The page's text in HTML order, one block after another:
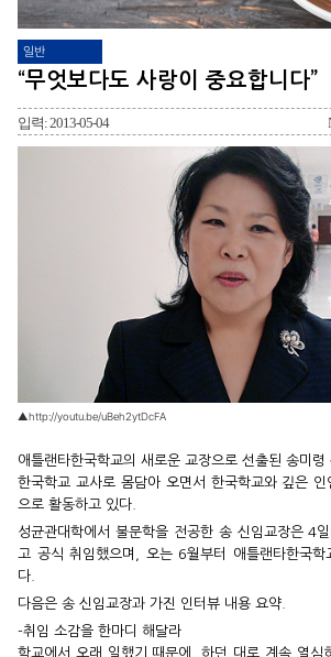
일반
“무엇보다도 사랑이 중요합니다”
입력: 2013-05-04
▲http://youtu.be/uBeh2ytDcFA
애틀랜타한국학교의 새로운 교장으로 선출된 송미
한국학교 교사로 몸담아 오면서 한국학교와 깊은
으로 활동하고 있다.
성균관대학에서 불문학을 전공한 송 신임교장은 4
고 공식 취임했으며, 오는 6월부터 애틀랜타한국학
다.
다음은 송 신임교장과 가진 인터뷰 내용 요약.
-취임 소감을 한마디 해달라
학교에서 오래 일했기 때문에, 하던 대로 계속 열심